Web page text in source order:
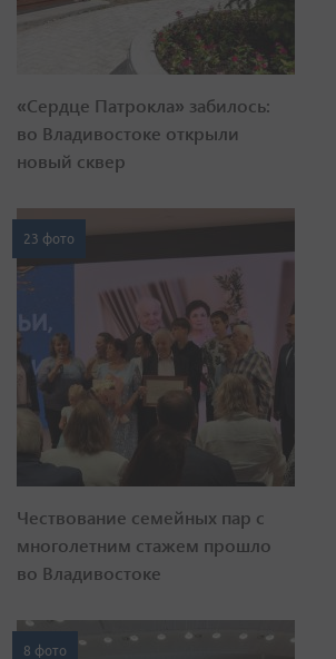
«Сердце Патрокла» забилось:
во Владивостоке открыли
новый сквер
23 фото
Чествование семейных пар с
многолетним стажем прошло
во Владивостоке
8 фото